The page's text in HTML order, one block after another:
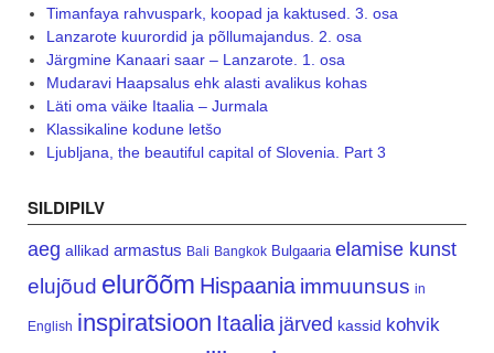
Timanfaya rahvuspark, koopad ja kaktused. 3. osa
Lanzarote kuurordid ja põllumajandus. 2. osa
Järgmine Kanaari saar – Lanzarote. 1. osa
Mudaravi Haapsalus ehk alasti avalikus kohas
Läti oma väike Itaalia – Jurmala
Klassikaline kodune letšo
Ljubljana, the beautiful capital of Slovenia. Part 3
SILDIPILV
aeg allikad armastus Bali Bangkok Bulgaaria elamise kunst
elujõud elurõõm Hispaania immuunsus in
English inspiratsioon Itaalia järved kassid kohvik